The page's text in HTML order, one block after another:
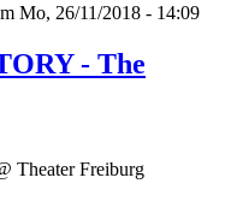
Mo, 26/11/2018 - 14:09
- The
Theater Freiburg